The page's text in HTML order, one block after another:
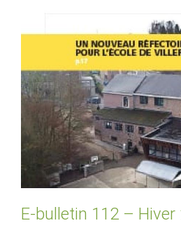
E-bulletin 112 – Hiver